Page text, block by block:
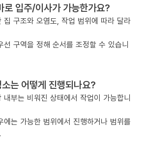
로 입주/이사가 가능한가요?
집 구조와 오염도, 작업 범위에 따라 달라
선 구역을 정해 순서를 조정할 수 있습니
는 어떻게 진행되나요?
부는 비워진 상태에서 작업이 가능합니
에는 가능한 범위에서 진행하거나 범위를